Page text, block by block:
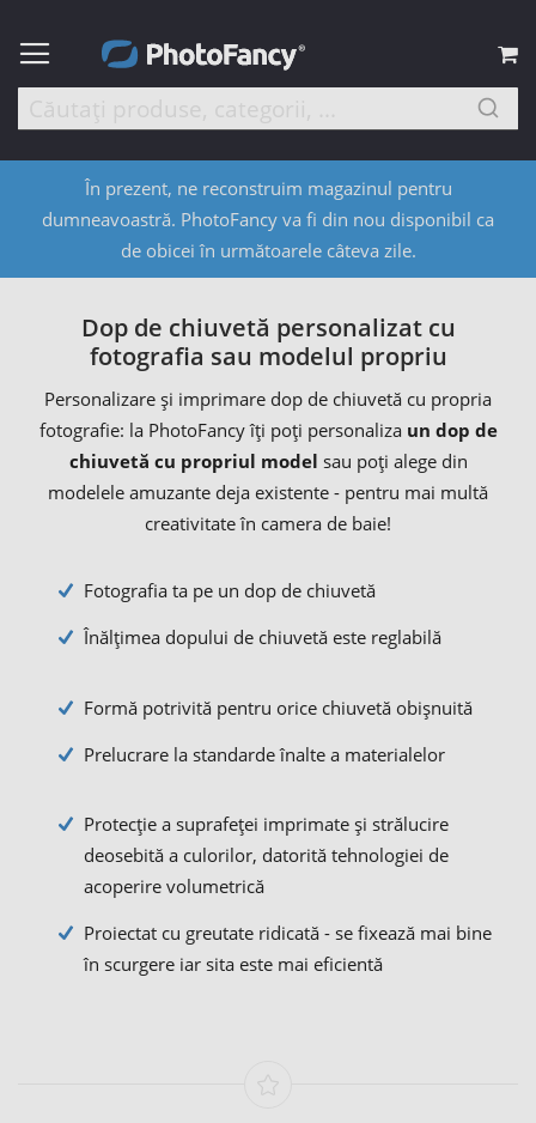
În prezent, ne reconstruim magazinul pentru
dumneavoastră. PhotoFancy va fi din nou disponibil ca
de obicei în următoarele câteva zile.
Dop de chiuvetă personalizat cu
fotografia sau modelul propriu
Personalizare și imprimare dop de chiuvetă cu propria
fotografie: la PhotoFancy îți poți personaliza un dop de
chiuvetă cu propriul model sau poți alege din
modelele amuzante deja existente - pentru mai multă
creativitate în camera de baie!
Fotografia ta pe un dop de chiuvetă
Înălțimea dopului de chiuvetă este reglabilă
Formă potrivită pentru orice chiuvetă obișnuită
Prelucrare la standarde înalte a materialelor
Protecție a suprafeței imprimate și strălucire
deosebită a culorilor, datorită tehnologiei de
acoperire volumetrică
Proiectat cu greutate ridicată - se fixează mai bine
în scurgere iar sita este mai eficientă